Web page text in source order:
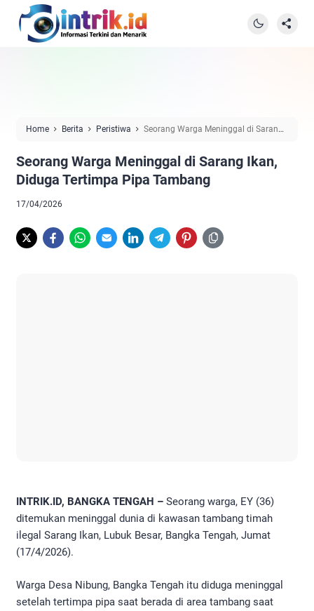
Home Berita Peristiwa
Seorang Warga Meninggal di Sarang
Seorang Warga Meninggal di Sarang Ikan,
Diduga Tertimpa Pipa Tambang
17/04/2026
INTRIK.ID, BANGKA TENGAH – Seorang warga, EY (36)
ditemukan meninggal dunia di kawasan tambang timah
ilegal Sarang Ikan, Lubuk Besar, Bangka Tengah, Jumat
(17/4/2026).
Warga Desa Nibung, Bangka Tengah itu diduga meninggal
setelah tertimpa pipa saat berada di area tambang saat